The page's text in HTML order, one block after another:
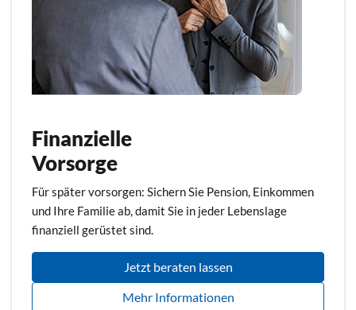
Finanzielle
Vorsorge
Für später vorsorgen: Sichern Sie Pension, Einkommen
und Ihre Familie ab, damit Sie in jeder Lebenslage
finanziell gerüstet sind.
Jetzt beraten lassen
Mehr Informationen